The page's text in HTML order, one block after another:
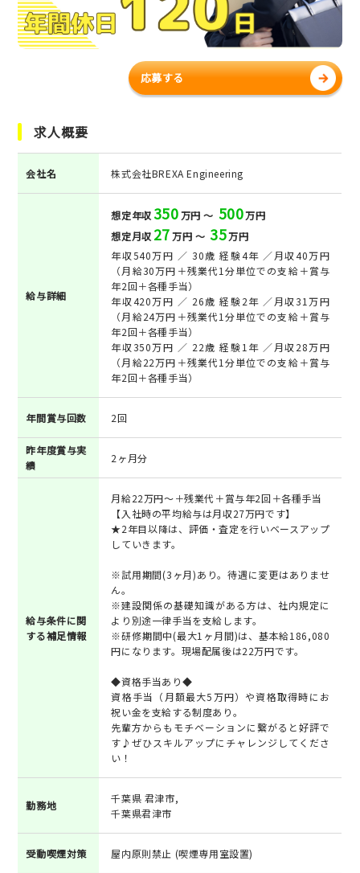
応募する
求人概要
会社名 株式会社BREXA Engineering
給与詳細
想定年収350万円 ～ 500万円
想定月収 27万円 ～ 35万円
年収540万円 ／ 30歳 経験4年 ／月収40万円
（月給30万円＋残業代1分単位での支給＋賞与
年2回＋各種手当）
年収420万円 ／ 26歳 経験2年 ／月収31万円
（月給24万円＋残業代1分単位での支給＋賞与
年2回＋各種手当）
年収350万円 ／ 22歳 経験1年 ／月収28万円
（月給22万円＋残業代1分単位での支給＋賞与
年2回＋各種手当）
年間賞与回数 2回
昨年度賞与実
績
2ヶ月分
給与条件に関
する補足情報
月給22万円～＋残業代＋賞与年2回＋各種手当
【入社時の平均給与は月収27万円です】
★2年目以降は、評価・査定を行いベースアップ
していきます。
※試用期間(3ヶ月)あり。待遇に変更はありませ
ん。
※建設関係の基礎知識がある方は、社内規定に
より別途一律手当を支給します。
※研修期間中(最大1ヶ月間)は、基本給186,080
円になります。現場配属後は22万円です。
◆資格手当あり◆
資格手当（月額最大5万円）や資格取得時にお
祝い金を支給する制度あり。
先輩方からもモチベーションに繋がると好評で
す♪ぜひスキルアップにチャレンジしてくださ
い！
勤務地
千葉県 君津市,
千葉県君津市
受動喫煙対策 屋内原則禁止 (喫煙専用室設置)